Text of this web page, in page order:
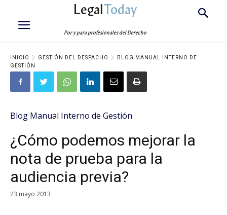
LegalToday
Por y para profesionales del Derecho
INICIO GESTIÓN DEL DESPACHO
BLOG MANUAL INTERNO DE
GESTIÓN
Blog Manual Interno de Gestión
¿Cómo podemos mejorar la
nota de prueba para la
audiencia previa?
23 mayo 2013